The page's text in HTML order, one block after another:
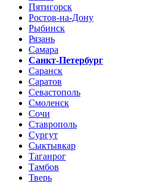
Пятигорск
Ростов-на-Дону
Рыбинск
Рязань
Самара
Санкт-Петербург
Саранск
Саратов
Севастополь
Смоленск
Сочи
Ставрополь
Сургут
Сыктывкар
Таганрог
Тамбов
Тверь